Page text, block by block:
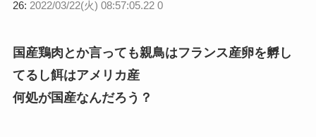
26: 2022/03/22(火) 08:57:05.22 0
国産鶏肉とか言っても親鳥はフランス産卵を孵し
てるし餌はアメリカ産
何処が国産なんだろう？